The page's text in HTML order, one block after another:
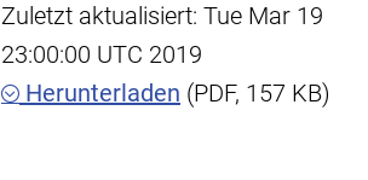
Zuletzt aktualisiert: Tue Mar 19
23:00:00 UTC 2019
Herunterladen (PDF, 157 KB)